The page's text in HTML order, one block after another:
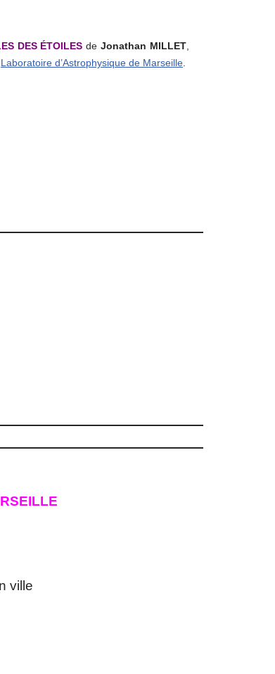
DES ÉTOILES deJonathan MILLET,
Laboratoire d’Astrophysique de Marseille.
ville